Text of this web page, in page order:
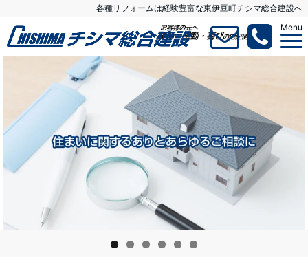
各種リフォームは経験豊富な東伊豆町チシマ総合建設へ
Menu